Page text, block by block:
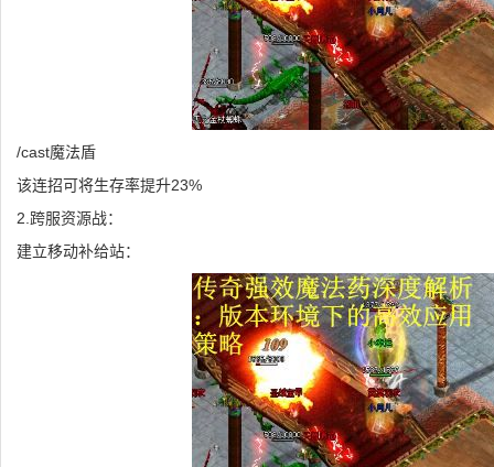
/cast魔法盾
该连招可将生存率提升23%
2.跨服资源战：
建立移动补给站：